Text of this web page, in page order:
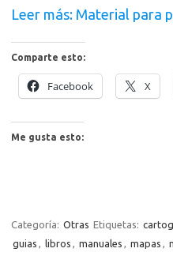
Leer más: Material para
Comparte esto:
Facebook X
Me gusta esto:
Categoría: Otras Etiquetas:
guias , libros , manuales , mapas ,